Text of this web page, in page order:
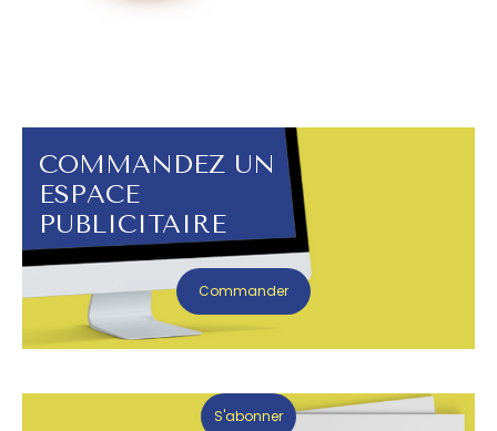
COMMANDEZ UN
ESPACE
PUBLICITAIRE
Commander
S'abonner